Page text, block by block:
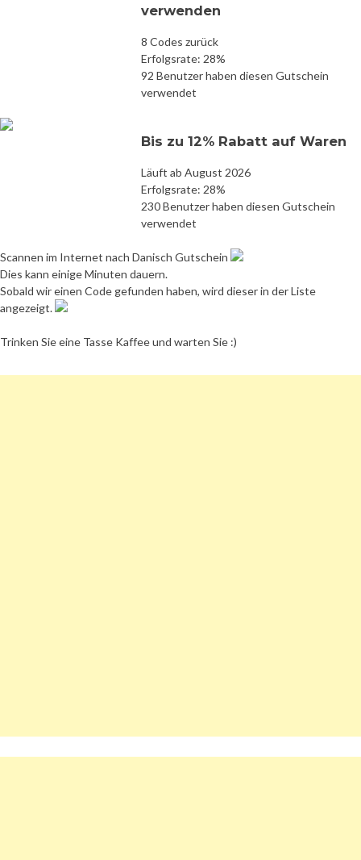
verwenden
8 Codes zurück
Erfolgsrate: 28%
92 Benutzer haben diesen Gutschein
verwendet
Bis zu 12% Rabatt auf Waren
Läuft ab August 2026
Erfolgsrate: 28%
230 Benutzer haben diesen Gutschein
verwendet
Scannen im Internet nach Danisch Gutschein
Dies kann einige Minuten dauern.
Sobald wir einen Code gefunden haben, wird dieser in der Liste
angezeigt.
Trinken Sie eine Tasse Kaffee und warten Sie :)